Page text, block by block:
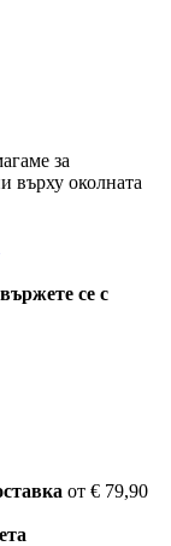
за
върху околната
се с
от € 79,90